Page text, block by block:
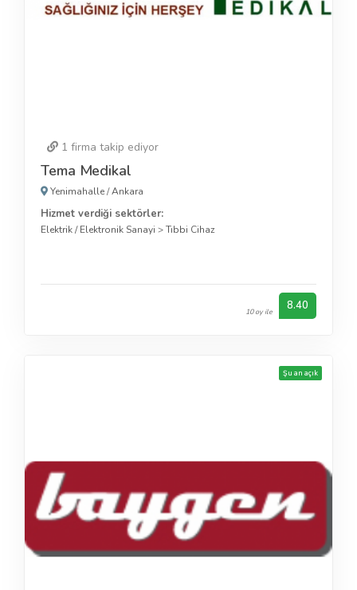
1 firma takip ediyor
Tema Medikal
Yenimahalle/Ankara
Hizmet verdiği sektörler:
Elektrik / Elektronik Sanayi >Tıbbi Cihaz
10 oy ile 8.40
Şu an açık